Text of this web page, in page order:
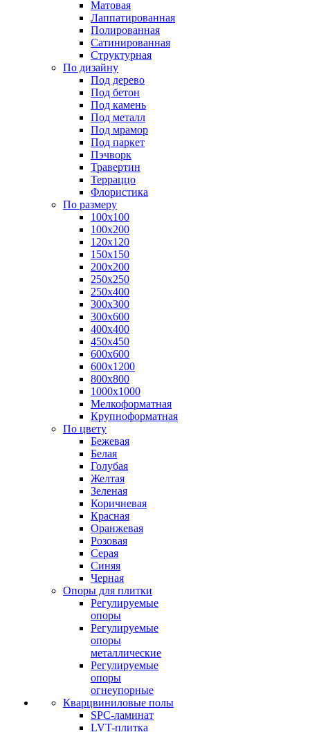
Матовая
Лаппатированная
Полированная
Сатинированная
Структурная
По дизайну
Под дерево
Под бетон
Под камень
Под металл
Под мрамор
Под паркет
Пэчворк
Травертин
Терраццо
Флористика
По размеру
100х100
100х200
120х120
150х150
200х200
250х250
250х400
300х300
300х600
400х400
450х450
600х600
600х1200
800х800
1000х1000
Мелкоформатная
Крупноформатная
По цвету
Бежевая
Белая
Голубая
Желтая
Зеленая
Коричневая
Красная
Оранжевая
Розовая
Серая
Синяя
Черная
Опоры для плитки
Регулируемые
опоры
Регулируемые
опоры
металлические
Регулируемые
опоры
огнеупорные
Кварцвиниловые полы
SPC-ламинат
LVT-плитка